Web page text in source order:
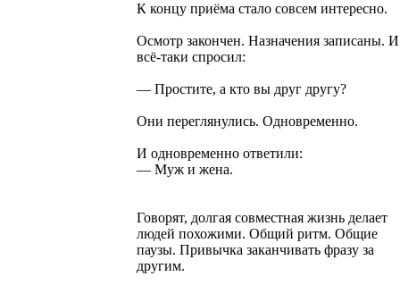
К концу приёма стало совсем интересно.
Осмотр закончен. Назначения записаны. И
всё-таки спросил:
— Простите, а кто вы друг другу?
Они переглянулись. Одновременно.
И одновременно ответили:
— Муж и жена.
Говорят, долгая совместная жизнь делает
людей похожими. Общий ритм. Общие
паузы. Привычка заканчивать фразу за
другим.